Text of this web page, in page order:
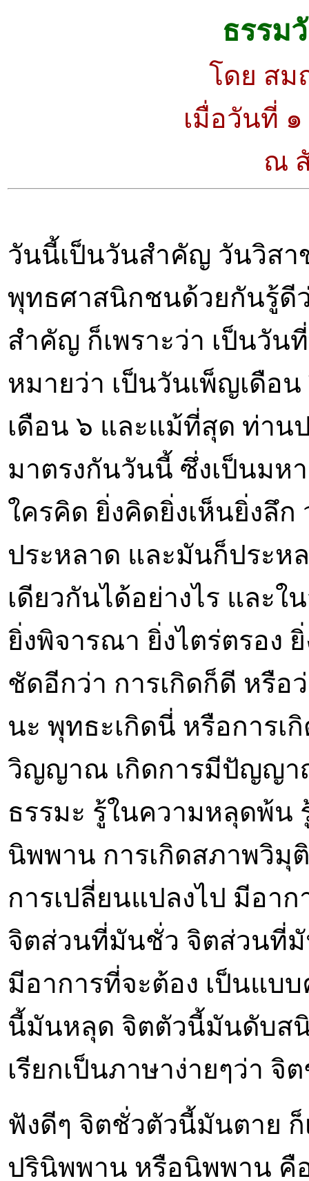
ธรรม
โดย สม
เมื่อวันที่
ณ
วันนี้เป็นวันสำคัญ วันวิสา
พุทธศาสนิกชนด้วยกันรู้ดีว่
สำคัญ ก็เพราะว่า เป็นวัน
หมายว่า เป็นวันเพ็ญเดือ
เดือน ๖ และแม้ที่สุด ท่าน
มาตรงกันวันนี้ ซึ่งเป็นมห
ใครคิด ยิ่งคิดยิ่งเห็นยิ่งลึ
ประหลาด และมันก็ประห
เดียวกันได้อย่างไร และ
ยิ่งพิจารณา ยิ่งไตร่ตรอง
ชัดอีกว่า การเกิดก็ดี หรือ
นะ พุทธะเกิดนี่ หรือการ
วิญญาณ เกิดการมีปัญญา
ธรรมะ รู้ในความหลุดพ้น
นิพพาน การเกิดสภาพวิ
การเปลี่ยนแปลงไป มีอา
จิตส่วนที่มันชั่ว จิตส่วนที่
มีอาการที่จะต้อง เป็นแบ
นี้มันหลุด จิตตัวนี้มันดับส
เรียกเป็นภาษาง่ายๆว่า
ฟังดีๆ จิตชั่วตัวนี้มันตาย
ปรินิพพาน หรือนิพพาน คื